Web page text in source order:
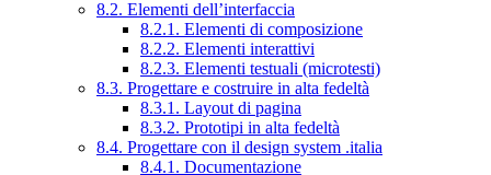
8.2. Elementi dell’interfaccia
8.2.1. Elementi di composizione
8.2.2. Elementi interattivi
8.2.3. Elementi testuali (microtesti)
8.3. Progettare e costruire in alta fedeltà
8.3.1. Layout di pagina
8.3.2. Prototipi in alta fedeltà
8.4. Progettare con il design system .italia
8.4.1. Documentazione